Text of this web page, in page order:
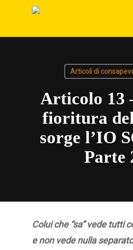
main
Articoli di
Articolo 13
fioritura
sorge l’IO
Parte
Colui che “sa” vede tutti
e non vede nulla